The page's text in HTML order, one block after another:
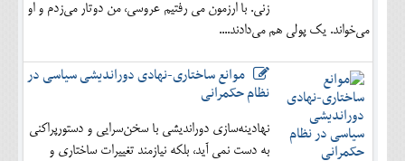
زنی. با ارزمون می رفتیم عروسی، من دوتار می‌زدم و او
می‌خواند. یک پولی هم می‌دادند....
موانع ساختاری-نهادی دوراندیشی سیاسی در
نظام حکمرانی
نهادینه‌سازی دوراندیشی با سخن‌سرایی و دستورپراکنی
به دست نمی آید، بلکه نیازمند تغییرات ساختاری و